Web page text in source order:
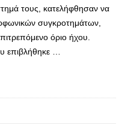
τους, κατελήφθησαν να
συγκροτημάτων,
όριο ήχου.
επιβλήθηκε …